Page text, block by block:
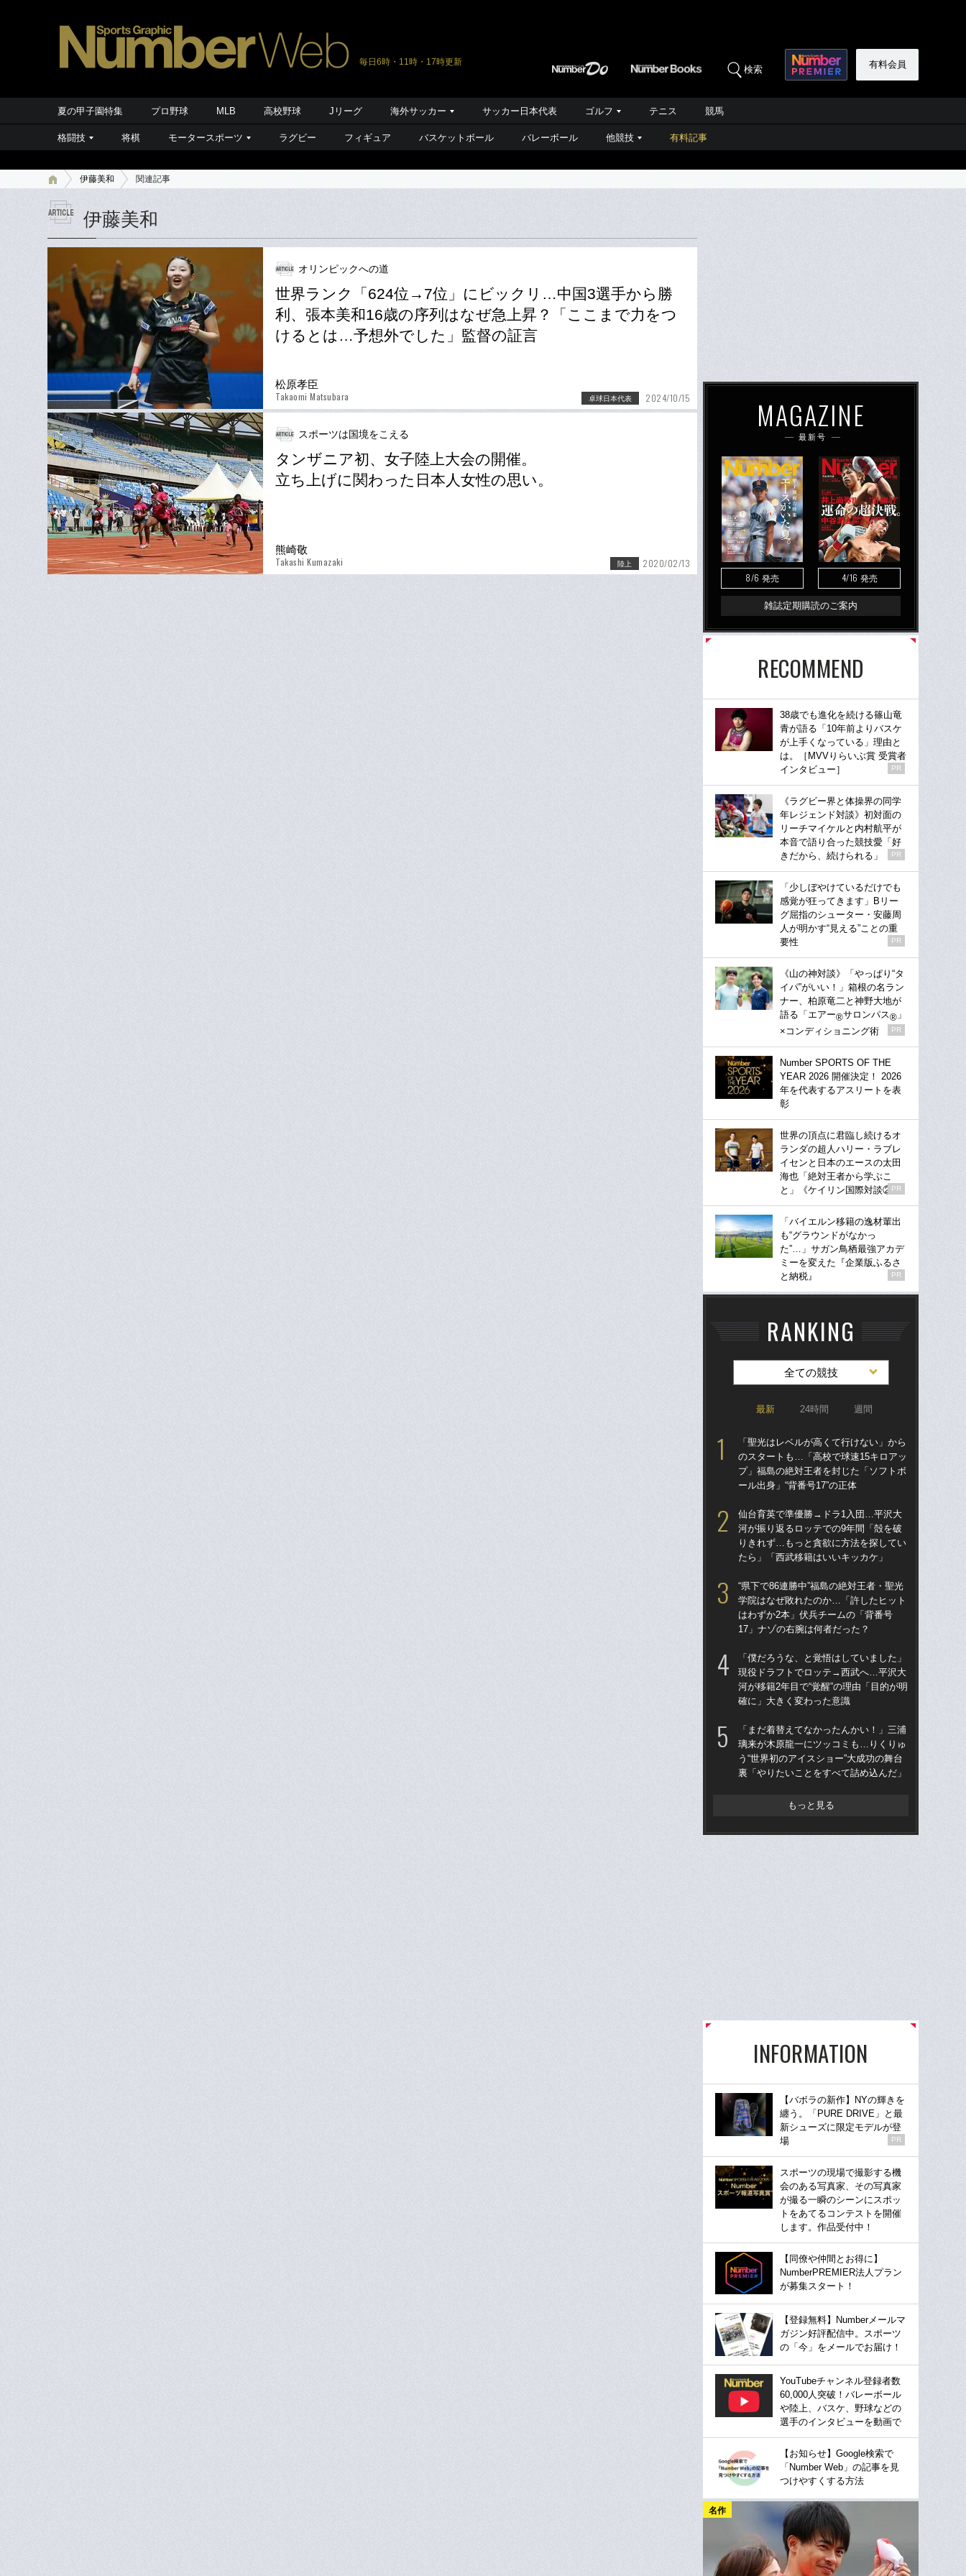
毎日6時・11時・17時更新
検索 有料会員
夏の甲子園特集 プロ野球 MLB 高校野球 Jリーグ 海外サッカー サッカー日本代表 ゴルフ テニス 競馬
格闘技 将棋 モータースポーツ ラグビー フィギュア バスケットボール バレーボール 他競技 有料記事
伊藤美和 関連記事
伊藤美和
オリンピックへの道
世界ランク「624位→7位」にビックリ…中国3選手から勝
利、張本美和16歳の序列はなぜ急上昇？「ここまで力をつ
けるとは…予想外でした」監督の証言
松原孝臣
Takaomi Matsubara 卓球日本代表 2024/10/15
スポーツは国境をこえる
タンザニア初、女子陸上大会の開催。
立ち上げに関わった日本人女性の思い。
熊崎敬
Takashi Kumazaki 陸上 2020/02/13
MAGAZINE
最新号
8/6 発売 4/16 発売
雑誌定期購読のご案内
RECOMMEND
38歳でも進化を続ける篠山竜
青が語る「10年前よりバスケ
が上手くなっている」理由と
は。［MVVりらいぶ賞 受賞者
インタビュー］
PR
《ラグビー界と体操界の同学
年レジェンド対談》初対面の
リーチマイケルと内村航平が
本音で語り合った競技愛「好
きだから、続けられる」
PR
「少しぼやけているだけでも
感覚が狂ってきます」Bリー
グ屈指のシューター・安藤周
人が明かす“見える”ことの重
要性
PR
《山の神対談》「やっぱり“タ
イパ”がいい！」箱根の名ラン
ナー、柏原竜二と神野大地が
語る「エアー®サロンパス® 」
×コンディショニング術
PR
Number SPORTS OF THE
YEAR 2026 開催決定！ 2026
年を代表するアスリートを表
彰
世界の頂点に君臨し続けるオ
ランダの超人ハリー・ラブレ
イセンと日本のエースの太田
海也「絶対王者から学ぶこ
と」《ケイリン国際対談②》
PR
「バイエルン移籍の逸材輩出
も“グラウンドがなかっ
た”…」サガン鳥栖最強アカデ
ミーを変えた『企業版ふるさ
と納税』
PR
RANKING
全ての競技
最新 24時間 週間
「聖光はレベルが高くて行けない」から
のスタートも…「高校で球速15キロアッ
プ」福島の絶対王者を封じた「ソフトボ
ール出身」“背番号17”の正体
仙台育英で準優勝→ドラ1入団…平沢大
河が振り返るロッテでの9年間「殻を破
りきれず…もっと貪欲に方法を探してい
たら」「西武移籍はいいキッカケ」
“県下で86連勝中”福島の絶対王者・聖光
学院はなぜ敗れたのか…「許したヒット
はわずか2本」伏兵チームの「背番号
17」ナゾの右腕は何者だった？
「僕だろうな、と覚悟はしていました」
現役ドラフトでロッテ→西武へ…平沢大
河が移籍2年目で“覚醒”の理由「目的が明
確に」大きく変わった意識
「まだ着替えてなかったんかい！」三浦
璃来が木原龍一にツッコミも…りくりゅ
う“世界初のアイスショー”大成功の舞台
裏「やりたいことをすべて詰め込んだ」
もっと見る
INFORMATION
【バボラの新作】NYの輝きを
纏う。「PURE DRIVE」と最
新シューズに限定モデルが登
場
PR
スポーツの現場で撮影する機
会のある写真家、その写真家
が撮る一瞬のシーンにスポッ
トをあてるコンテストを開催
します。作品受付中！
【同僚や仲間とお得に】
NumberPREMIER法人プラン
が募集スタート！
【登録無料】Numberメールマ
ガジン好評配信中。スポーツ
の「今」をメールでお届け！
YouTubeチャンネル登録者数
60,000人突破！バレーボール
や陸上、バスケ、野球などの
選手のインタビューを動画で
【お知らせ】Google検索で
「Number Web」の記事を見
つけやすくする方法
名作